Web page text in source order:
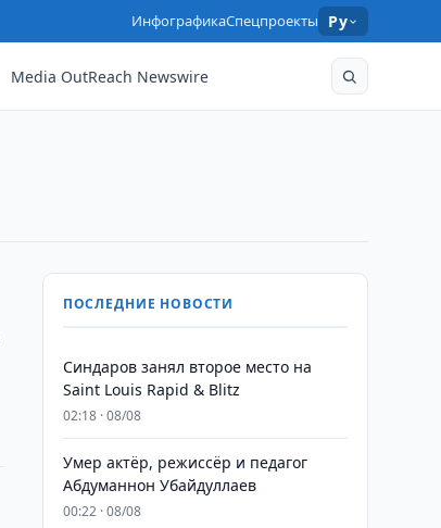
ИнфографикаСпецпроекты Ру
Media OutReach Newswire
ПОСЛЕДНИЕ НОВОСТИ
Синдаров занял второе место на
Saint Louis Rapid & Blitz
02:18 · 08/08
Умер актёр, режиссёр и педагог
Абдуманнон Убайдуллаев
00:22 · 08/08